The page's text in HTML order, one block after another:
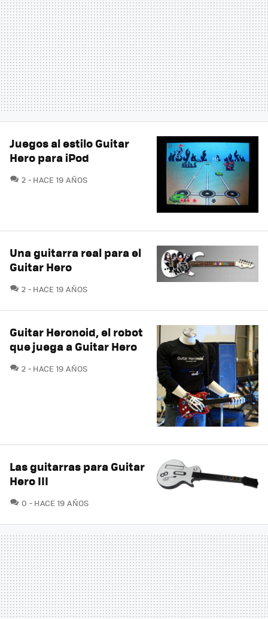
Juegos al estilo Guitar
Hero para iPod
2 COMENTARIOS
HACE 19 AÑOS
Una guitarra real para el
Guitar Hero
2 COMENTARIOS
HACE 19 AÑOS
Guitar Heronoid, el robot
que juega a Guitar Hero
2 COMENTARIOS
HACE 19 AÑOS
Las guitarras para Guitar
Hero III
0 COMENTARIOS
HACE 19 AÑOS